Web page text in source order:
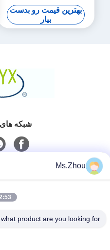
خروجی
بهترین قیمت رو بدست
بیار
شبکه های
ایمیل
Ms.Zhou
2:53 AM
what product are you looking for?